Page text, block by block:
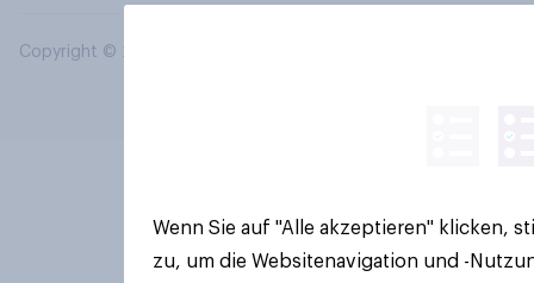
Copyright © 2026 YouGov PLC. Alle Rechte vorbehalten.
Wenn Sie auf "Alle akzeptieren" klicken,
zu, um die Websitenavigation und -